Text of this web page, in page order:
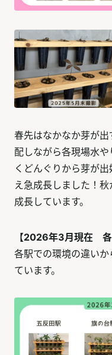
春先はなかなか芽が
配しながら各現場水
くどんぐりから芽が
え急成長しました！
成長しています。
【2026年3月現在 各
各駅での環境の違い
ています。